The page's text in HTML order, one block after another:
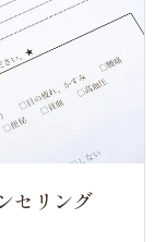
セリング